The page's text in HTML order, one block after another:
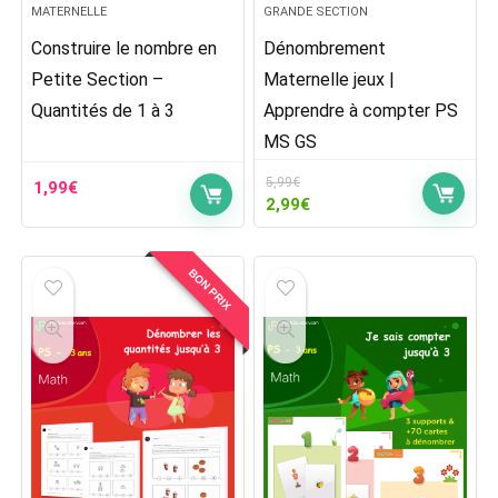
MATERNELLE
Construire le nombre en
Petite Section –
Quantités de 1 à 3
1,99€
GRANDE SECTION
Dénombrement
Maternelle jeux |
Apprendre à compter PS
MS GS
5,99€
Le
prix
5,99€.
2,99€Le
prix
BON PRIX